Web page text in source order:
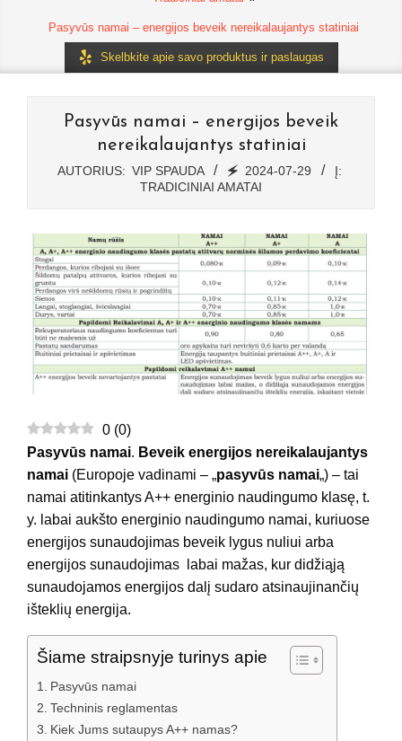
Pasyvūs namai – energijos beveik nereikalaujantys statiniai
Skelbkite apie savo produktus ir paslaugas
Pasyvūs namai – energijos beveik
nereikalaujantys statiniai
AUTORIUS: VIP SPAUDA 🗲 2024-07-29
Į:
TRADICINIAI AMATAI
0 (0)
Pasyvūs namai. Beveik energijos nereikalaujantys
namai (Europoje vadinami – „pasyvūs namai„) – tai
namai atitinkantys A++ energinio naudingumo klasę, t.
y. labai aukšto energinio naudingumo namai, kuriuose
energijos sunaudojimas beveik lygus nuliui arba
energijos sunaudojimas labai mažas, kur didžiąją
sunaudojamos energijos dalį sudaro atsinaujinančių
išteklių energija.
Šiame straipsnyje turinys apie
Pasyvūs namai
Techninis reglamentas
Kiek Jums sutaupys A++ namas?